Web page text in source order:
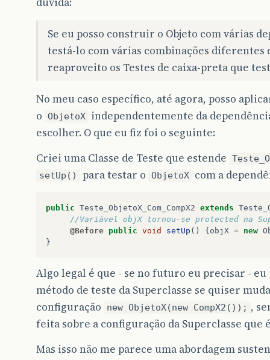
Se eu posso construir o Objeto com várias
testá-lo com várias combinações diferentes
reaproveito os Testes de caixa-preta que
No meu caso específico, até agora, posso
o ObjetoX independentemente da
escolher. O que eu fiz foi o seguinte:
Criei uma Classe de Teste que estende
setUp()
para testar o ObjetoX com a
public Teste_ObjetoX_Com_CompX2 extends
//Variável objX tornou-se protected na
@Before public void setUp () { objX = new
}
Algo legal é que - se no futuro eu precisar -
método de teste da Superclasse se quiser
configuração
new ObjetoX(new CompX2()); ,
feita sobre a configuração da Superclasse que
Mas isso não me parece uma abordagem